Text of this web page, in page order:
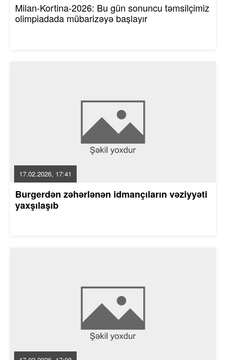
Milan-Kortina-2026: Bu gün sonuncu təmsilçimiz
olimpiadada mübarizəyə başlayır
17.02.2026, 17:41
Burgerdən zəhərlənən idmançıların vəziyyəti
yaxşılaşıb